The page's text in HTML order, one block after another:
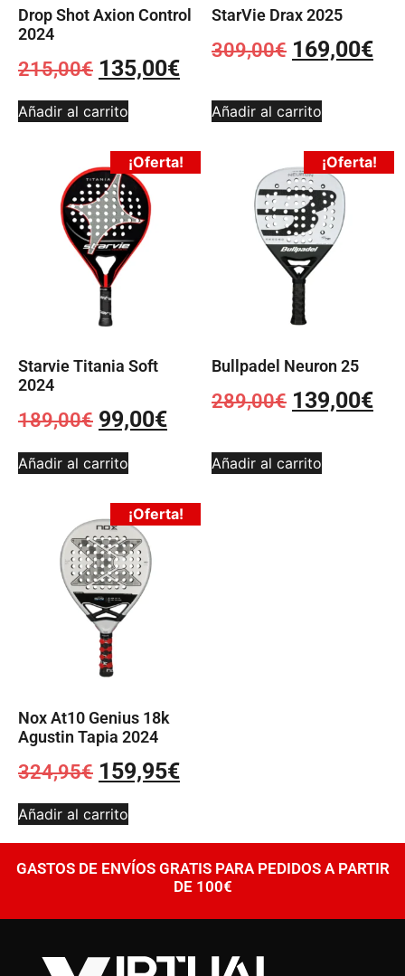
Drop Shot Axion Control
2024
215,00€ 135,00€
Añadir al carrito
StarVie Drax 2025
309,00€ 169,00€
Añadir al carrito
¡Oferta!
Starvie Titania Soft
2024
189,00€ 99,00€
Añadir al carrito
¡Oferta!
Bullpadel Neuron 25
289,00€ 139,00€
Añadir al carrito
¡Oferta!
Nox At10 Genius 18k
Agustin Tapia 2024
324,95€ 159,95€
Añadir al carrito
GASTOS DE ENVÍOS GRATIS PARA PEDIDOS A PARTIR
DE 100€